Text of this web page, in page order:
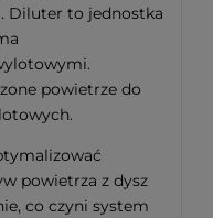
Diluter to jednostka
powietrze do
powietrza z dysz
co czyni system